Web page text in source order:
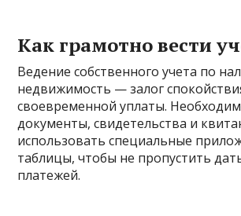
Как грамотно вести
Ведение собственного учета по
недвижимость — залог
своевременной уплаты.
документы, свидетельства и
использовать специальные
таблицы, чтобы не пропустить
платежей.